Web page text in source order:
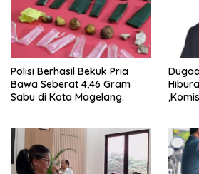
Polisi Berhasil Bekuk Pria
Bawa Seberat 4,46 Gram
Sabu di Kota Magelang.